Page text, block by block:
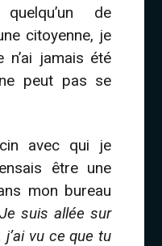
de
citoyenne, je
jamais été
peut pas se
avec qui je
être une
mon bureau
Je suis allée sur
vu ce que tu